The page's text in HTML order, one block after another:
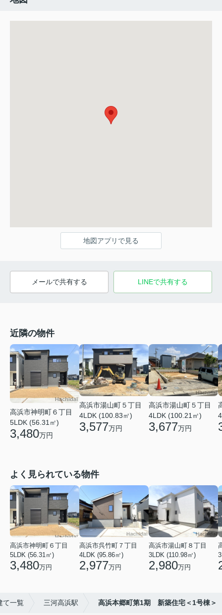
地図アプリで見る
メールで共有する LINEで共有する
近隣の物件
高浜市神明町６丁目
5LDK (56.31㎡)
3,480万円
高浜市湯山町５丁目
4LDK (100.83㎡)
3,577万円
高浜市湯山町５丁目
4LDK (100.21㎡)
3,677万円
よく見られている物件
高浜市神明町６丁目
5LDK (56.31㎡)
3,480万円
高浜市呉竹町７丁目
4LDK (95.86㎡)
2,977万円
高浜市湯山町８丁目
3LDK (110.98㎡)
2,980万円
て一覧 三河高浜駅 高浜本郷町第1期 新築住宅＜1号棟＞